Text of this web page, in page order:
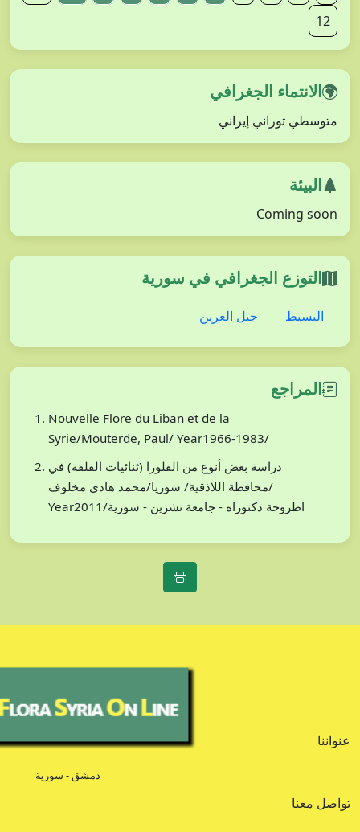
12
الانتماء الجغرافي
متوسطي توراني إيراني
البيئة
Coming soon
التوزع الجغرافي في سورية
البسيط جبل العرين
المراجع
Nouvelle Flore du Liban et de la
Syrie/Mouterde, Paul/ Year1966-1983/
دراسة بعض أنوع من الفلورا (ثنائيات الفلقة) في
محافظة اللاذقية/ سوريا/محمد هادي مخلوف/
Year2011/اطروحة دكتوراه - جامعة تشرين - سورية
عنواننا
دمشق - سورية
تواصل معنا